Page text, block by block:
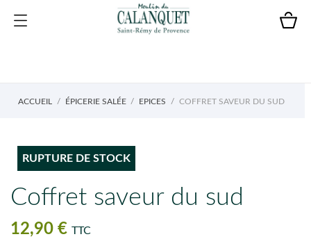
ACCUEIL ÉPICERIE SALÉE EPICES COFFRET SAVEUR DU SUD
RUPTURE DE STOCK
Coffret saveur du sud
12,90 € TTC